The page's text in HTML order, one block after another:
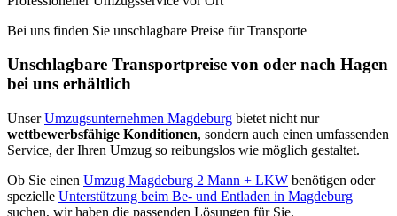
Bei uns finden Sie unschlagbare Preise für Transporte
Unschlagbare Transportpreise von oder nach Hagen
bei uns erhältlich
UnserUmzugsunternehmen Magdeburg bietet nicht nur
wettbewerbsfähige Konditionen, sondern auch einen umfassenden
Service, der Ihren Umzug so reibungslos wie möglich gestaltet.
Ob Sie einen Umzug Magdeburg 2 Mann + LKW benötigen oder
spezielle Unterstützung beim Be- und Entladen in Magdeburg
suchen, wir haben die passenden Lösungen für Sie.